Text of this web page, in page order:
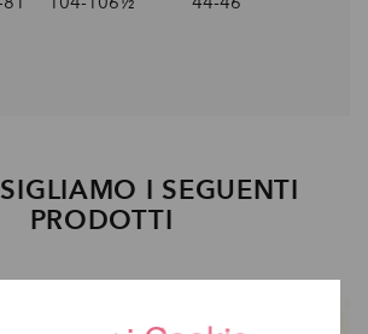
I SEGUENTI
PRODOTTI